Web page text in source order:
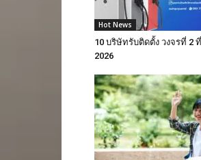
Hot News
10 บริษัทรับติดตั้ง วงจรที่ 2
2026